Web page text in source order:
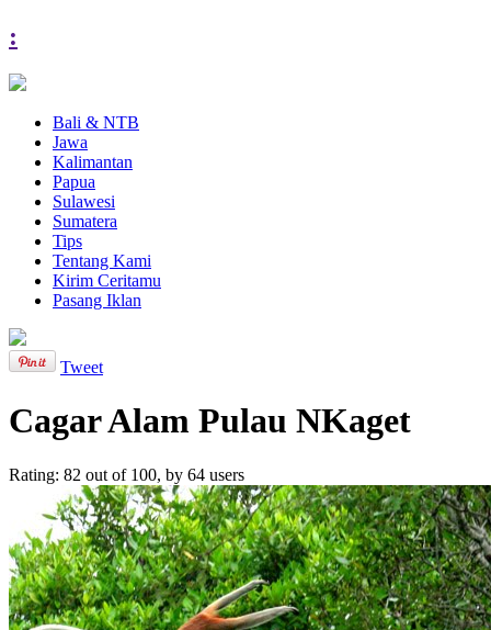
:
Bali & NTB
Jawa
Kalimantan
Papua
Sulawesi
Sumatera
Tips
Tentang Kami
Kirim Ceritamu
Pasang Iklan
Tweet
Cagar Alam Pulau NKaget
Rating: 82 out of 100, by 64 users